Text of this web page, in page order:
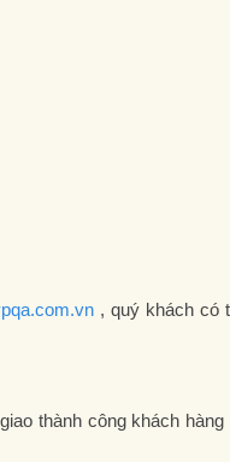
, quý khách có
thành công khách